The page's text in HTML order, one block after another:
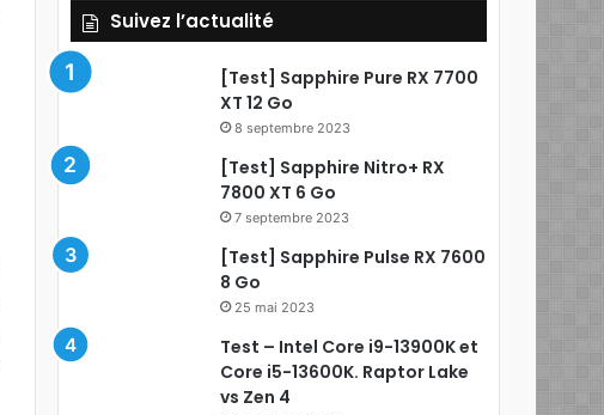
Suivez l’actualité
[Test] Sapphire Pure RX 7700
XT 12 Go
8 septembre 2023
[Test] Sapphire Nitro+ RX
7800 XT 6 Go
7 septembre 2023
[Test] Sapphire Pulse RX 7600
8 Go
25 mai 2023
Test – Intel Core i9-13900K et
Core i5-13600K. Raptor Lake
vs Zen 4